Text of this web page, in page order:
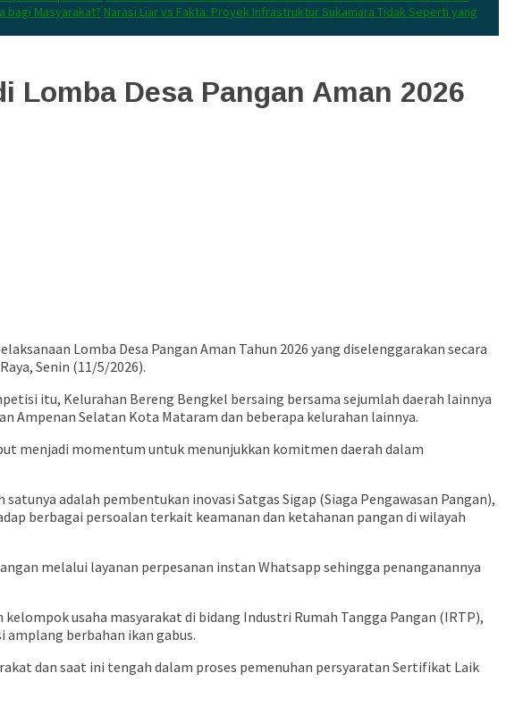
bagi Masyarakat? Narasi Liar vs Fakta: Proyek Infrastruktur Sukamara Tidak Seperti yang
Lomba Desa Pangan Aman 2026
Lomba Desa Pangan Aman Tahun 2026 yang diselenggarakan secara
Senin (11/5/2026).
itu, Kelurahan Bereng Bengkel bersaing bersama sejumlah daerah lainnya
Ampenan Selatan Kota Mataram dan beberapa kelurahan lainnya.
menjadi momentum untuk menunjukkan komitmen daerah dalam
adalah pembentukan inovasi Satgas Sigap (Siaga Pengawasan Pangan),
berbagai persoalan terkait keamanan dan ketahanan pangan di wilayah
melalui layanan perpesanan instan Whatsapp sehingga penanganannya
usaha masyarakat di bidang Industri Rumah Tangga Pangan (IRTP),
amplang berbahan ikan gabus.
dan saat ini tengah dalam proses pemenuhan persyaratan Sertifikat Laik